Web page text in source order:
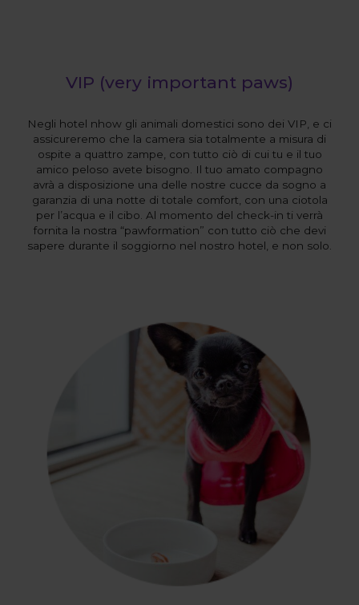
VIP (very important paws)
Negli hotel nhow gli animali domestici sono dei VIP, e ci
assicureremo che la camera sia totalmente a misura di
ospite a quattro zampe, con tutto ciò di cui tu e il tuo
amico peloso avete bisogno. Il tuo amato compagno
avrà a disposizione una delle nostre cucce da sogno a
garanzia di una notte di totale comfort, con una ciotola
per l’acqua e il cibo. Al momento del check-in ti verrà
fornita la nostra “pawformation” con tutto ciò che devi
sapere durante il soggiorno nel nostro hotel, e non solo.